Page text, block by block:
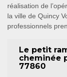
réalisation de
la ville de Quincy
professionnels
Le petit
cheminée
77860